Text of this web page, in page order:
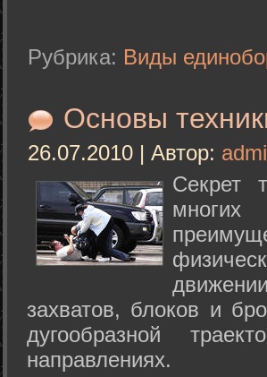
Рубрика: Виды
Основы
26.07.2010 | Автор:
Секрет
захватов, блоков и
дугообразной
направлениях.